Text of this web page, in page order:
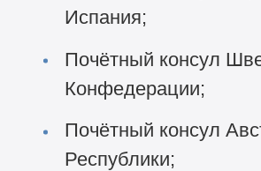
Испания;
Почётный консул
Конфедерации;
Почётный консул
Республики;